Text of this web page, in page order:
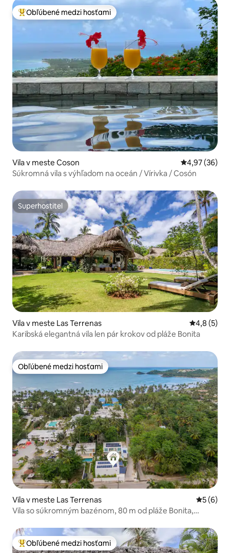
Najobľúbenejšie medzi hosťami
Obľúbené medzi hosťami
Vila v meste Coson Priemerné
4,97 (36)
Súkromná vila s výhľadom na oceán / Vírivka / Cosón
Superhostiteľ
Superhostiteľ
Vila v meste Las Terrenas Priemerné
4,8 (5)
Karibská elegantná vila len pár krokov od pláže Bonita
Obľúbené medzi hosťami
Obľúbené medzi hosťami
Vila v meste Las Terrenas
5 (6)
Vila so súkromným bazénom, 80 m od pláže Bonita,
Najobľúbenejšie medzi hosťami
Obľúbené medzi hosťami